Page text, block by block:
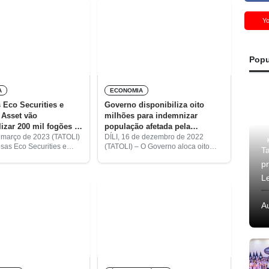
Eco Securities e
vão
200 mil fogões à
de 2023 (TATOLI)
Eco Securities e
ECONOMIA
Governo disponibiliza oito
milhões para indemnizar
população afetada pela
construção do aeroporto de Díli
DÍLI, 16 de dezembro de 2022
(TATOLI) – O Governo aloca oito